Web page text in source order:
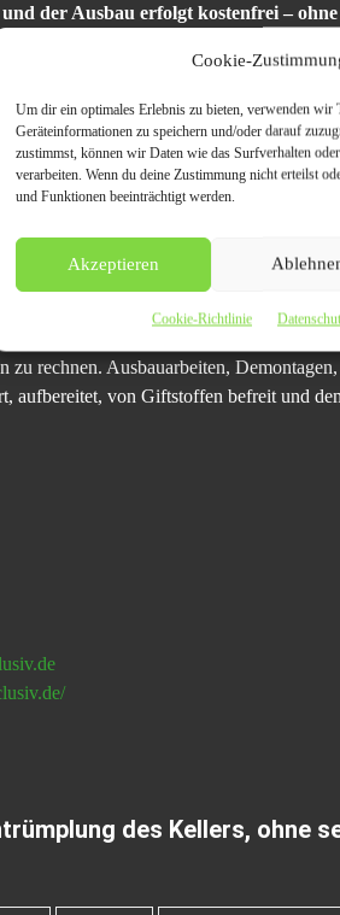
Cookie-
Um dir ein optimales Erlebnis zu bieten, verwenden wir
Geräteinformationen zu speichern und/oder darauf
zustimmst, können wir Daten wie das Surfverhalten
verarbeiten. Wenn du deine Zustimmung nicht erteilst
und Funktionen beeinträchtigt werden.
Akzeptieren
Cookie-Richtlinie
der Ausbau erfolgt kostenfrei – ohne
braucht in keiner Weise selbst
ausgebaut, demontiert oder
Kosten kann man sich also sparen.
aufgeladen und abtransportiert.
Bürger und Bürgerinnen in Bielefeld,
exclusiv.de/schrottankauf-bielefeld/
möglich durch die direkte Abholung
zu rechnen. Ausbauarbeiten,
aufbereitet, von Giftstoffen befreit und
des Kellers, ohne